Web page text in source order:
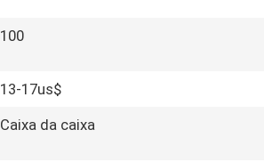
100
13-17us$
Caixa da caixa